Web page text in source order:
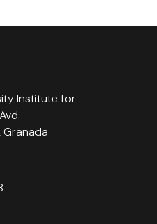
Institute for
Granada